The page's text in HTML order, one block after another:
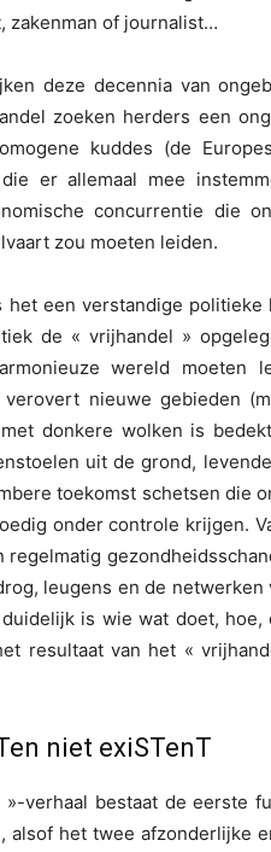
zakenman of journalist…
deze decennia van
zoeken herders een
kuddes (de
er allemaal mee
concurrentie die
zou moeten leiden.
het een verstandige
de « vrijhandel »
wereld moeten
verovert nieuwe gebieden
donkere wolken is
uit de grond,
toekomst schetsen die
onder controle krijgen.
regelmatig
leugens en de
is wie wat doet,
resultaat van het «
niet exiSTenT
verhaal bestaat de eerste
alsof het twee afzonderlijke